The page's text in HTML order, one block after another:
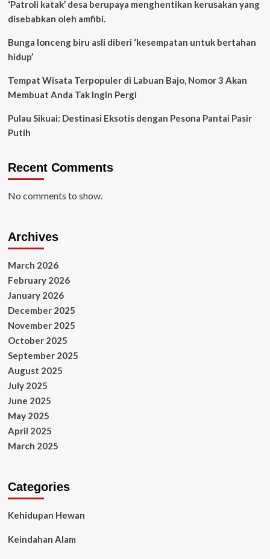
‘Patroli katak’ desa berupaya menghentikan kerusakan yang
disebabkan oleh amfibi.
Bunga lonceng biru asli diberi ‘kesempatan untuk bertahan
hidup’
Tempat Wisata Terpopuler di Labuan Bajo, Nomor 3 Akan
Membuat Anda Tak Ingin Pergi
Pulau Sikuai: Destinasi Eksotis dengan Pesona Pantai Pasir
Putih
Recent Comments
No comments to show.
Archives
March 2026
February 2026
January 2026
December 2025
November 2025
October 2025
September 2025
August 2025
July 2025
June 2025
May 2025
April 2025
March 2025
Categories
Kehidupan Hewan
Keindahan Alam